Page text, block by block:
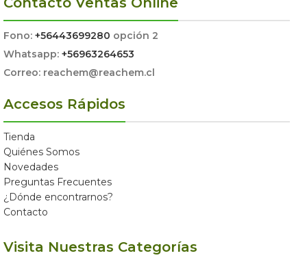
Fono: +56443699280 opción 2
Whatsapp: +56963264653
Correo: reachem@reachem.cl
Accesos Rápidos
Tienda
Quiénes Somos
Novedades
Preguntas Frecuentes
¿Dónde encontrarnos?
Contacto
Visita Nuestras Categorías